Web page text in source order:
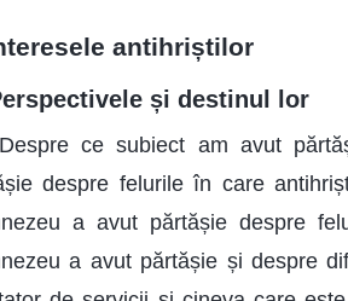
antihriștilor
și destinul lor
Despre ce subiect am avut
despre felurile în care
a avut părtășie despre
a avut părtășie și despre